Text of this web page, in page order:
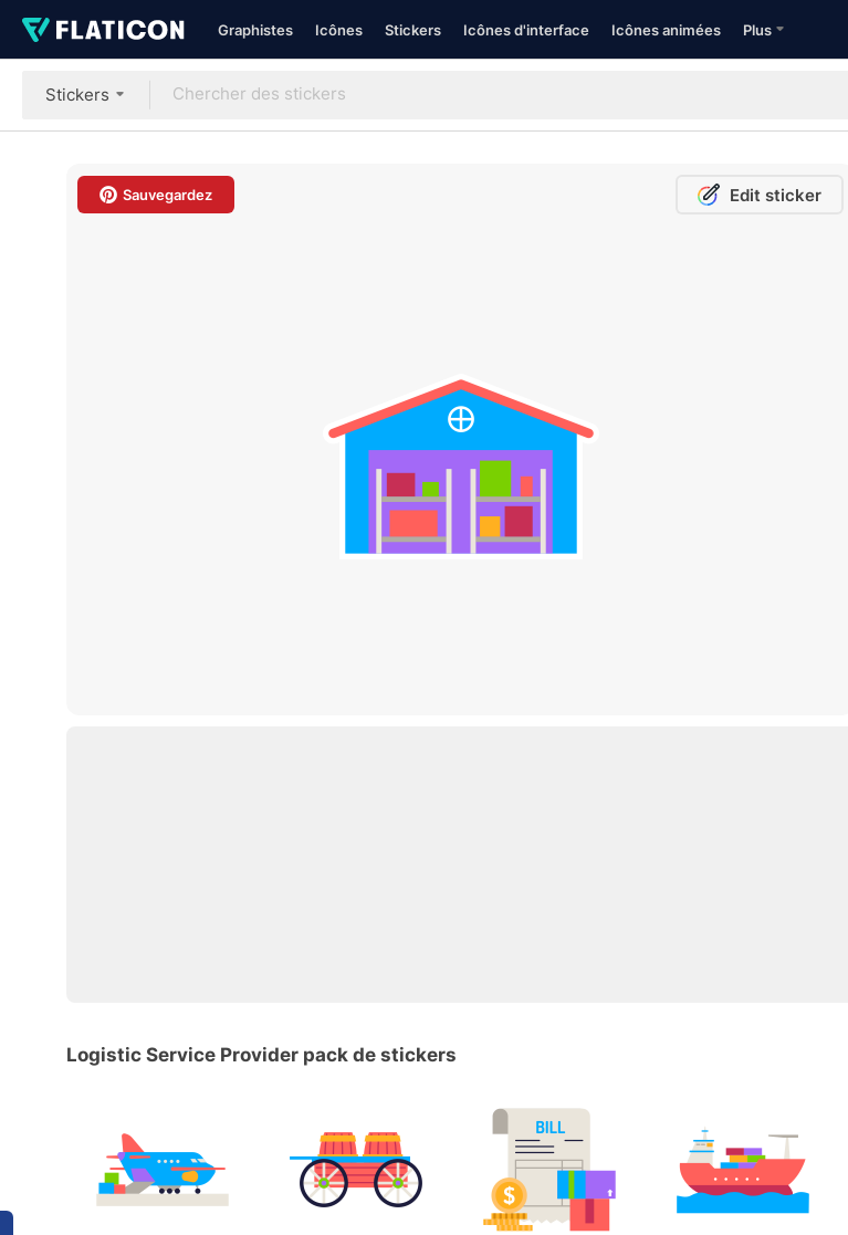
Graphistes Icônes Stickers Icônes d'interface Icônes animées Plus
Stickers
Sauvegardez Edit sticker
Logistic Service Provider pack de stickers